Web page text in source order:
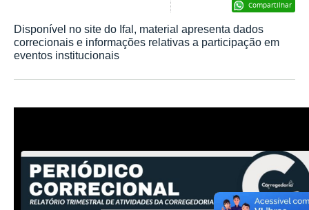
Compartilhar
Disponível no site do Ifal, material apresenta dados
correcionais e informações relativas a participação em
eventos institucionais